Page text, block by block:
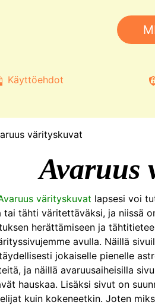
Käyttöehdot
värityskuvat
Avaruus
värityskuvat lapsesi voi
tai tähti väritettäväksi, ja niissä
herättämiseen ja
avulla. Näillä
jokaiselle pienelle
ja näillä avaruusaiheisilla
hauskaa. Lisäksi sivut on
kuin kokeneetkin. Joten